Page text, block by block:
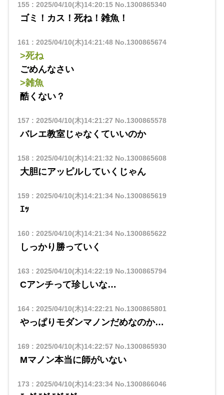
155: 2025/04/10(木)14:20:15No.1300865340
ゴミ！カス！死ね！雑魚！
161 : 2025/04/10(木)14:21:48No.1300865674
>死ね
ごめんなさい
>雑魚
酷くない？
157 : 2025/04/10(木)14:21:27 No.1300865578
バレエ教室じゃなくていいのか
158: 2025/04/10(木)14:21:32 No.1300865608
大胆にアッピルしていくじゃん
159: 2025/04/10(木)14:21:34No.1300865619
ｴｯ
160 : 2025/04/10(木)14:21:34No.1300865622
しっかり勝っていく
163 : 2025/04/10(木)14:22:19No.1300865794
Cアンチって珍しいな…
164: 2025/04/10(木)14:22:21 No.1300865801
やっぱりモダンマノンだめなのか…
169: 2025/04/10(木)14:22:57 No.1300865930
Mマノン本当に師がいない
173 : 2025/04/10(木)14:23:34No.1300866046